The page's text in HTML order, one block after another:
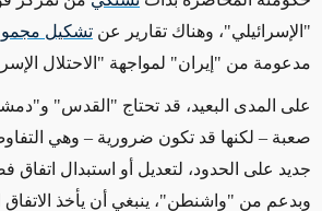
"الإسرائيلي"، وهناك تقارير عن تشكيل
مدعومة من "إيران" لمواجهة "الاحتلال
على المدى البعيد، قد تحتاج "القدس"
صعبة – لكنها قد تكون ضرورية – وهي
وبدعم من "واشنطن"، ينبغي أن يأخذ الاتفاق